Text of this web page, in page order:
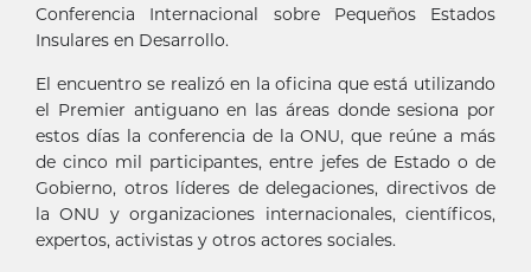
Conferencia Internacional sobre Pequeños Estados
Insulares en Desarrollo.
El encuentro se realizó en la oficina que está utilizando
el Premier antiguano en las áreas donde sesiona por
estos días la conferencia de la ONU, que reúne a más
de cinco mil participantes, entre jefes de Estado o de
Gobierno, otros líderes de delegaciones, directivos de
la ONU y organizaciones internacionales, científicos,
expertos, activistas y otros actores sociales.